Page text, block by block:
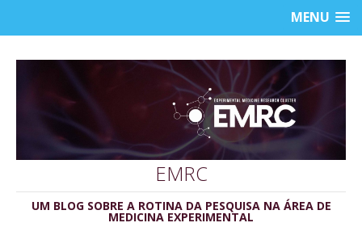
MENU
EMRC
UM BLOG SOBRE A ROTINA DA PESQUISA NA ÁREA DE
MEDICINA EXPERIMENTAL